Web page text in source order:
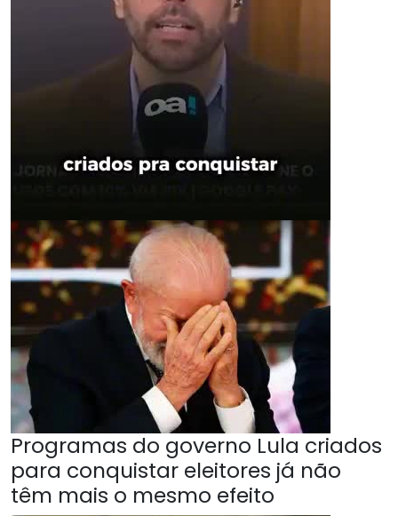
Programas do governo Lula criados
para conquistar eleitores já não
têm mais o mesmo efeito